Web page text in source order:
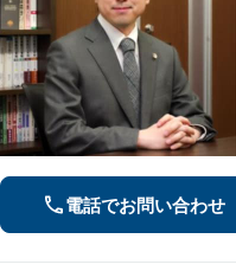
電話でお問い合わせ